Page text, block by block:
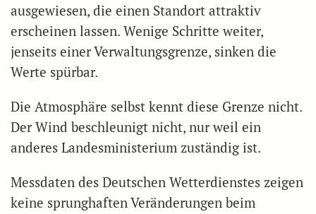
ausgewiesen, die einen Standort attraktiv
erscheinen lassen. Wenige Schritte weiter,
jenseits einer Verwaltungsgrenze, sinken die
Werte spürbar.
Die Atmosphäre selbst kennt diese Grenze nicht.
Der Wind beschleunigt nicht, nur weil ein
anderes Landesministerium zuständig ist.
Messdaten des Deutschen Wetterdienstes zeigen
keine sprunghaften Veränderungen beim